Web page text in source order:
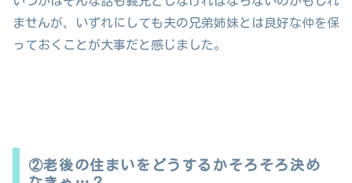
ませんが、いずれにしても夫の兄弟姉妹とは良好な仲を保
っておくことが大事だと感じました。
②老後の住まいをどうするかそろそろ決め